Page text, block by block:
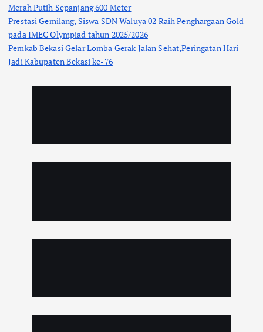
Merah Putih Sepanjang 600 Meter
Prestasi Gemilang, Siswa SDN Waluya 02 Raih Penghargaan Gold
pada IMEC Olympiad tahun 2025/2026
Pemkab Bekasi Gelar Lomba Gerak Jalan Sehat,Peringatan Hari
Jadi Kabupaten Bekasi ke-76